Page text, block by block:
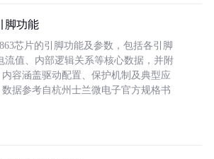
脚功能
芯片的引脚功能及参数，包括各引脚
流值、内部逻辑关系等核心数据，并附
容涵盖驱动配置、保护机制及典型应
据参考自杭州士兰微电子官方规格书